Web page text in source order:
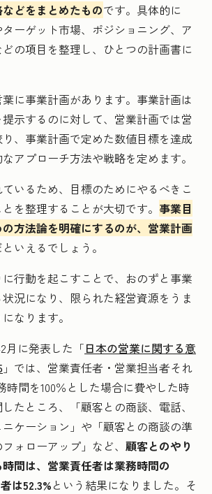
どをまとめたものです。具体的に
ーゲット市場、ポジショニング、ア
の項目を整理し、ひとつの計画書に
に事業計画があります。事業計画は
示するのに対して、営業計画では営
、事業計画で定めた数値目標を達成
アプローチ方法や戦略を定めます。
いるため、目標のためにやるべきこ
を整理することが大切です。 事業目
方法論を明確にするのが、営業計画
いえるでしょう。
行動を起こすことで、おのずと事業
況になり、限られた経営資源をうま
なります。
月に発表した「日本の営業に関する意
」では、営業責任者・営業担当者それ
時間を100％とした場合に費やした時
たところ、「顧客との商談、電話、
ケーション」や「顧客との商談の準
ォローアップ」など、 顧客とのやり
間は、営業責任者は業務時間の
は52.3%という結果になりました。そ